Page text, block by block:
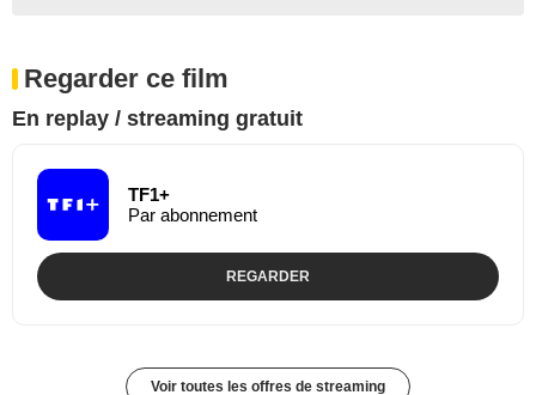
Regarder ce film
En replay / streaming gratuit
TF1+
Par abonnement
REGARDER
Voir toutes les offres de streaming